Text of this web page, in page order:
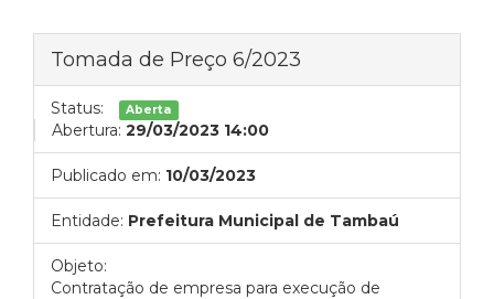
Tomada de Preço 6/2023
Status: Aberta
Abertura: 29/03/2023 14:00
Publicado em: 10/03/2023
Entidade: Prefeitura Municipal de Tambaú
Objeto:
Contratação de empresa para execução de